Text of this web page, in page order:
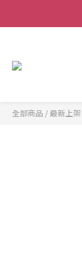
全部商品 /最新上架